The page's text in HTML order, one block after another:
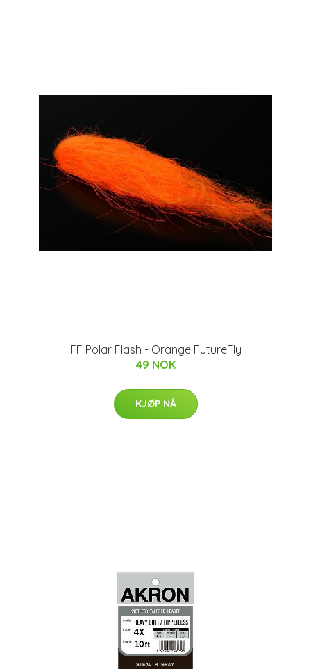
FF Polar Flash - Orange FutureFly
49 NOK
KJØP NÅ